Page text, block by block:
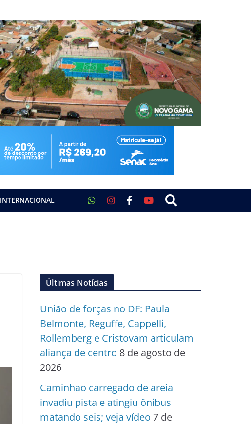
INTERNACIONAL
Últimas Notícias
União de forças no DF: Paula
Belmonte, Reguffe, Cappelli,
Rollemberg e Cristovam articulam
aliança de centro 8 de agosto de
2026
Caminhão carregado de areia
invadiu pista e atingiu ônibus
matando seis; veja vídeo 7 de